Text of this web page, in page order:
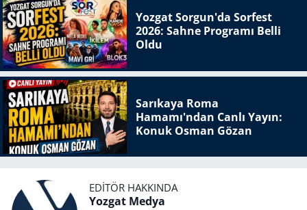
Yozgat Sorgun'da Sorfest
2026: Sahne Programı Belli
Oldu
Sarıkaya Roma
Hamamı'ndan Canlı Yayın:
Konuk Osman Gözan
EDITÖR HAKKINDA
Yozgat Medya